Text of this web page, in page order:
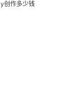
创作多少钱